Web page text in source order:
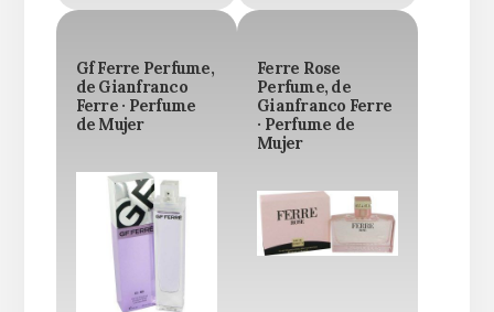
Gf Ferre Perfume,
de Gianfranco
Ferre · Perfume
de Mujer
Ferre Rose
Perfume, de
Gianfranco Ferre
· Perfume de
Mujer